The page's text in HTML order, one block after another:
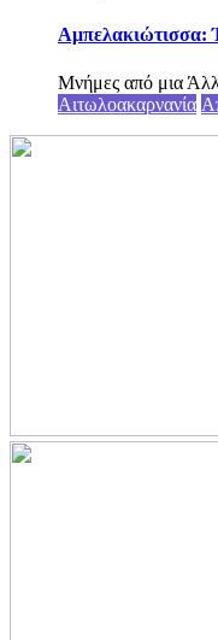
Αμπελακιώτισσα:
Μνήμες από μια
Αιτωλοακαρνανία